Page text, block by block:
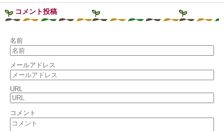
コメント投稿
名前
メールアドレス
URL
コメント